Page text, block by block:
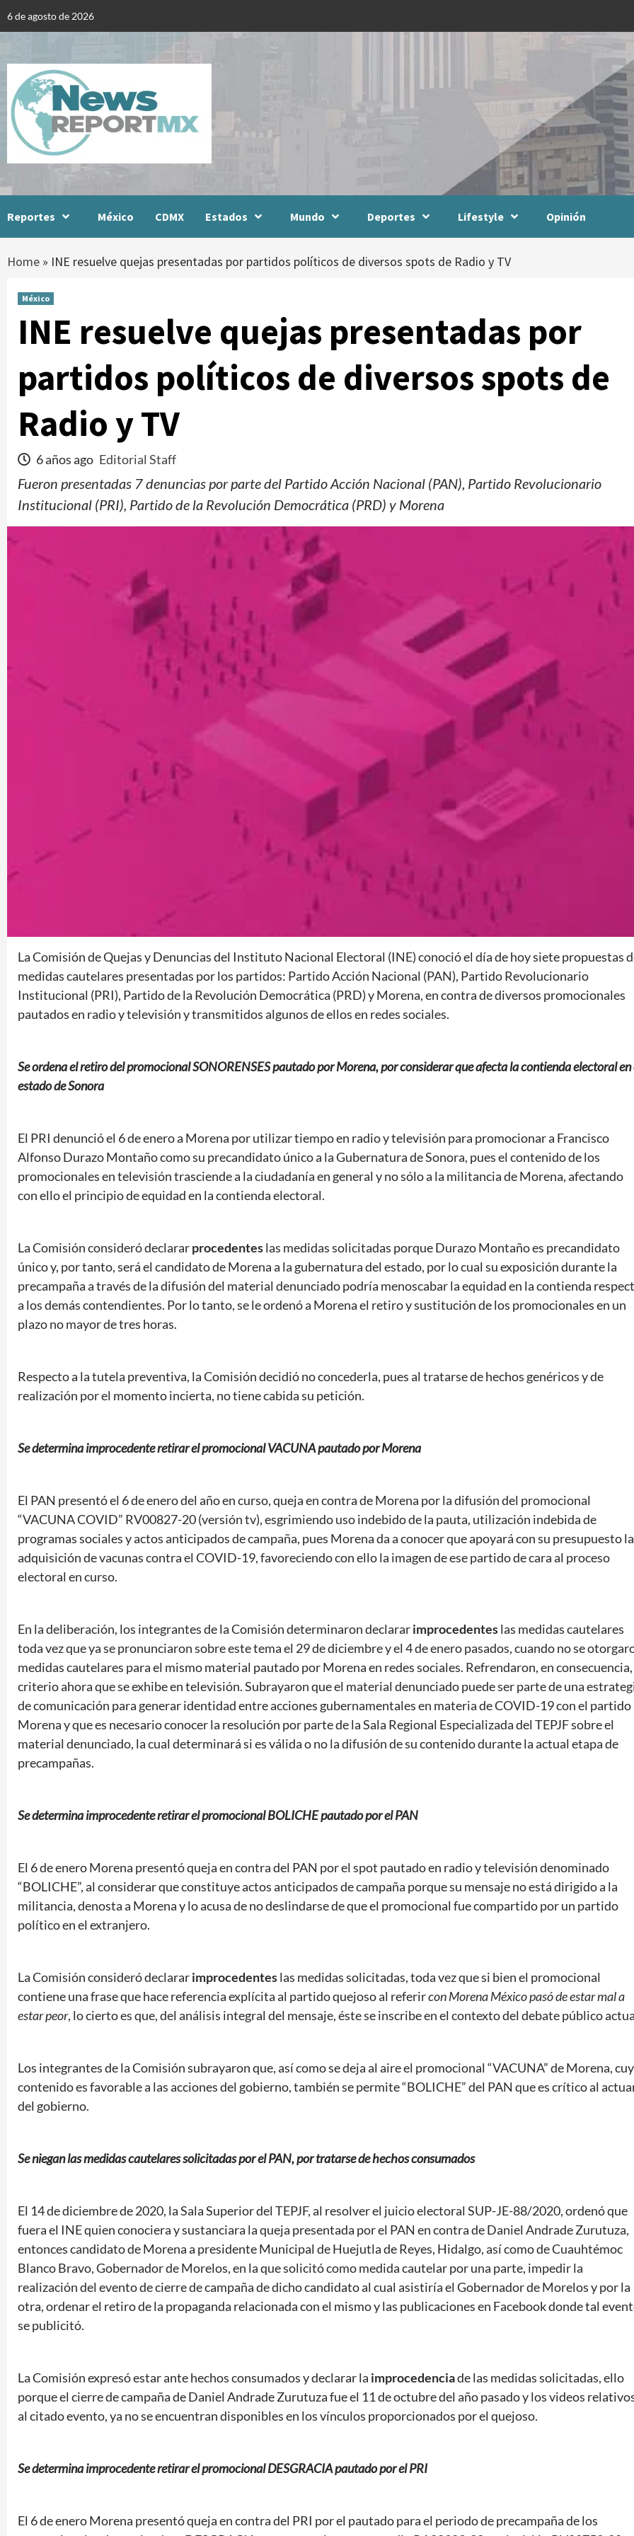
6 de agosto de 2026
Reportes México CDMX Estados Mundo Deportes Lifestyle Opinión
Home » INE resuelve quejas presentadas por partidos políticos de diversos spots de Radio y TV
México
INE resuelve quejas presentadas por
partidos políticos de diversos spots de
Radio y TV
6 años ago Editorial Staff
Fueron presentadas 7 denuncias por parte del Partido Acción Nacional (PAN), Partido Revolucionario
Institucional (PRI), Partido de la Revolución Democrática (PRD) y Morena
La Comisión de Quejas y Denuncias del Instituto Nacional Electoral (INE) conoció el día de hoy siete propuestas
medidas cautelares presentadas por los partidos: Partido Acción Nacional (PAN), Partido Revolucionario
Institucional (PRI), Partido de la Revolución Democrática (PRD) y Morena, en contra de diversos promocionales
pautados en radio y televisión y transmitidos algunos de ellos en redes sociales.
Se ordena el retiro del promocional SONORENSES pautado por Morena, por considerar que afecta la contienda electoral en
estado de Sonora
El PRI denunció el 6 de enero a Morena por utilizar tiempo en radio y televisión para promocionar a Francisco
Alfonso Durazo Montaño como su precandidato único a la Gubernatura de Sonora, pues el contenido de los
promocionales en televisión trasciende a la ciudadanía en general y no sólo a la militancia de Morena, afectando
con ello el principio de equidad en la contienda electoral.
La Comisión consideró declararprocedenteslas medidas solicitadas porque Durazo Montaño es precandidato
único y, por tanto, será el candidato de Morena a la gubernatura del estado, por lo cual su exposición durante la
precampaña a través de la difusión del material denunciado podría menoscabar la equidad en la contienda
a los demás contendientes. Por lo tanto, se le ordenó a Morena el retiro y sustitución de los promocionales en un
plazo no mayor de tres horas.
Respecto a la tutela preventiva, la Comisión decidió no concederla, pues al tratarse de hechos genéricos y de
realización por el momento incierta, no tiene cabida su petición.
Se determina improcedente retirar el promocional VACUNA pautado por Morena
El PAN presentó el 6 de enero del año en curso, queja en contra de Morena por la difusión del promocional
“VACUNA COVID” RV00827-20 (versión tv), esgrimiendo uso indebido de la pauta, utilización indebida de
programas sociales y actos anticipados de campaña, pues Morena da a conocer que apoyará con su presupuesto la
adquisición de vacunas contra el COVID-19, favoreciendo con ello la imagen de ese partido de cara al proceso
electoral en curso.
En la deliberación, los integrantes de la Comisión determinaron declararimprocedenteslas medidas cautelares
toda vez que ya se pronunciaron sobre este tema el 29 de diciembre y el 4 de enero pasados, cuando no se
medidas cautelares para el mismo material pautado por Morena en redes sociales. Refrendaron, en
criterio ahora que se exhibe en televisión. Subrayaron que el material denunciado puede ser parte de una
de comunicación para generar identidad entre acciones gubernamentales en materia de COVID-19 con el partido
Morena y que es necesario conocer la resolución por parte de la Sala Regional Especializada del TEPJF sobre el
material denunciado, la cual determinará si es válida o no la difusión de su contenido durante la actual etapa de
precampañas.
Se determina improcedente retirar el promocional BOLICHE pautado por el PAN
El 6 de enero Morena presentó queja en contra del PAN por el spot pautado en radio y televisión denominado
“BOLICHE”, al considerar que constituye actos anticipados de campaña porque su mensaje no está dirigido a la
militancia, denosta a Morena y lo acusa de no deslindarse de que el promocional fue compartido por un partido
político en el extranjero.
La Comisión consideró declararimprocedenteslas medidas solicitadas, toda vez que si bien el promocional
contiene una frase que hace referencia explícita al partido quejoso al referircon Morena México pasó de estar mal a
estar peor, lo cierto es que, del análisis integral del mensaje, éste se inscribe en el contexto del debate público
Los integrantes de la Comisión subrayaron que, así como se deja al aire el promocional “VACUNA” de Morena,
contenido es favorable a las acciones del gobierno, también se permite “BOLICHE” del PAN que es crítico al
del gobierno.
Se niegan las medidas cautelares solicitadas por el PAN, por tratarse de hechos consumados
El 14 de diciembre de 2020, la Sala Superior del TEPJF, al resolver el juicio electoral SUP-JE-88/2020, ordenó que
fuera el INE quien conociera y sustanciara la queja presentada por el PAN en contra de Daniel Andrade Zurutuza,
entonces candidato de Morena a presidente Municipal de Huejutla de Reyes, Hidalgo, así como de Cuauhtémoc
Blanco Bravo, Gobernador de Morelos, en la que solicitó como medida cautelar por una parte, impedir la
realización del evento de cierre de campaña de dicho candidato al cual asistiría el Gobernador de Morelos y por la
otra, ordenar el retiro de la propaganda relacionada con el mismo y las publicaciones en Facebook donde tal
se publicitó.
La Comisión expresó estar ante hechos consumados y declarar la improcedenciade las medidas solicitadas, ello
porque el cierre de campaña de Daniel Andrade Zurutuza fue el 11 de octubre del año pasado y los videos
al citado evento, ya no se encuentran disponibles en los vínculos proporcionados por el quejoso.
Se determina improcedente retirar el promocional DESGRACIA pautado por el PRI
El 6 de enero Morena presentó queja en contra del PRI por el pautado para el periodo de precampaña de los
Manifestaciones hoy en CDMX 5 de agosto del
2026
1 día ago Editorial Staff